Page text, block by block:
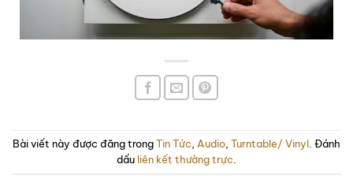
Bài viết này được đăng trongTin Tức, Audio, Turntable/ Vinyl. Đánh
dấu liên kết thường trực.